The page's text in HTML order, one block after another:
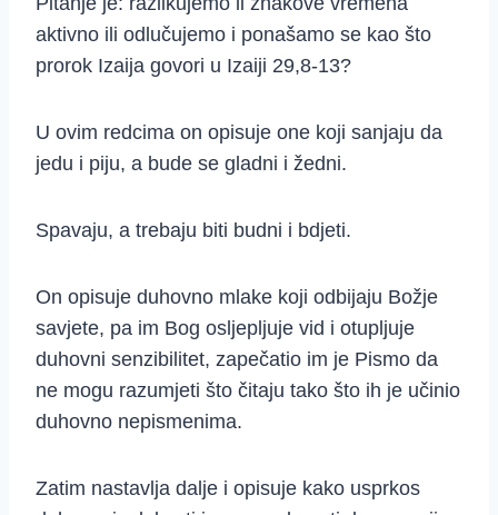
aktivno ili odlučujemo i ponašamo se kao što
prorok Izaija govori u Izaiji 29,8-13?
U ovim redcima on opisuje one koji sanjaju da
jedu i piju, a bude se gladni i žedni.
Spavaju, a trebaju biti budni i bdjeti.
On opisuje duhovno mlake koji odbijaju Božje
savjete, pa im Bog osljepljuje vid i otupljuje
duhovni senzibilitet, zapečatio im je Pismo da
ne mogu razumjeti što čitaju tako što ih je učinio
duhovno nepismenima.
Zatim nastavlja dalje i opisuje kako usprkos